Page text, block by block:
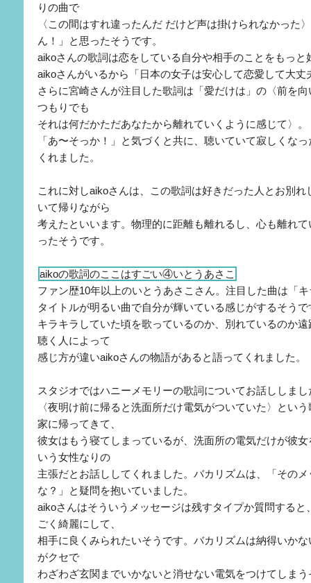
りの曲で
〈この間はすれ違ったんだ だけど声は掛けられなかった
ん！」と思ったそうです。
aikoさんの歌詞は恋をしている自分や相手のことをもっと
aikoさんがいるから「日本の女子は安心して恋愛して大丈
さらに宮崎さんが注目した歌詞は「愛だけは」の〈前を
つもりでも
それは何だかただあなたから離れていくように感じて〉。
「あ〜そっか！」と気づくと共に、聴いていて寂しくな
くれました。
これに対しaikoさんは、この歌詞は好きだった人とお別れ
いて帰りながら
考えたといいます。物理的に距離も離れるし、心も離れ
ったそうです。
aikoの歌詞のここはすごい④いとうあさこ
ファン歴10年以上のいとうあさこさん。注目した曲は「
タイトルが明るい曲で自分が輝いている感じがするそうで
キラキラしていた頃を歌っているのか、別れているのか
聴く人によって
感じ方が違いaikoさんの物語があると語ってくれました。
スタジオではハニーメモリーの歌詞についてお話ししまし
〈夜明け前に帰ると洗面所だけ電気がついていた〉とい
家に帰ってきて、
彼女はもう寝てしまっているが、洗面所の電気だけが彼
いう女性なりの
主張だとお話ししてくれました。バカリズムは、「その
な？」と疑問を抱いていました。
aikoさんはそういうメッセージは残すタイプか質問すると
ごく綺麗にして、
相手に良くみられたいそうです。バカリズムは納得いか
がクセで
わざわざ玄関までいかないと消せない電気をつけてしま